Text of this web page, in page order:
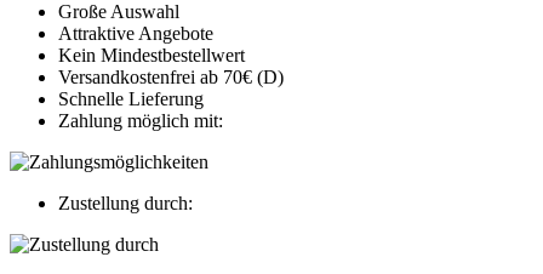
Große Auswahl
Attraktive Angebote
Kein Mindestbestellwert
Versandkostenfrei ab 70€ (D)
Schnelle Lieferung
Zahlung möglich mit:
Zustellung durch: